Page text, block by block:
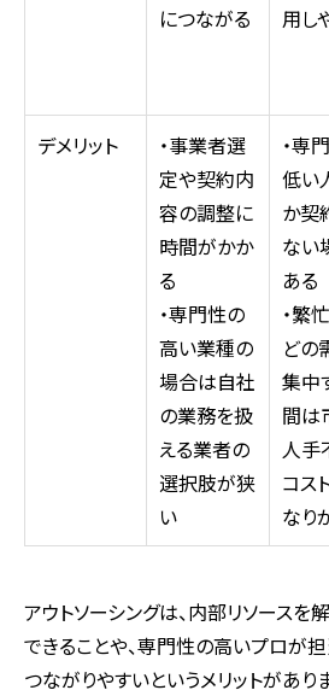
につながる
用し
デメリット
・事業者選
定や契約内
容の調整に
時間がかか
る
・専門性の
高い業種の
場合は自社
の業務を扱
える業者の
選択肢が狭
い
・専
低い
か契
ない
ある
・繁
どの
集中
間は
人手
コス
なり
アウトソーシングは、内部リソース
できることや、専門性の高いプロが
つながりやすいというメリットがあり